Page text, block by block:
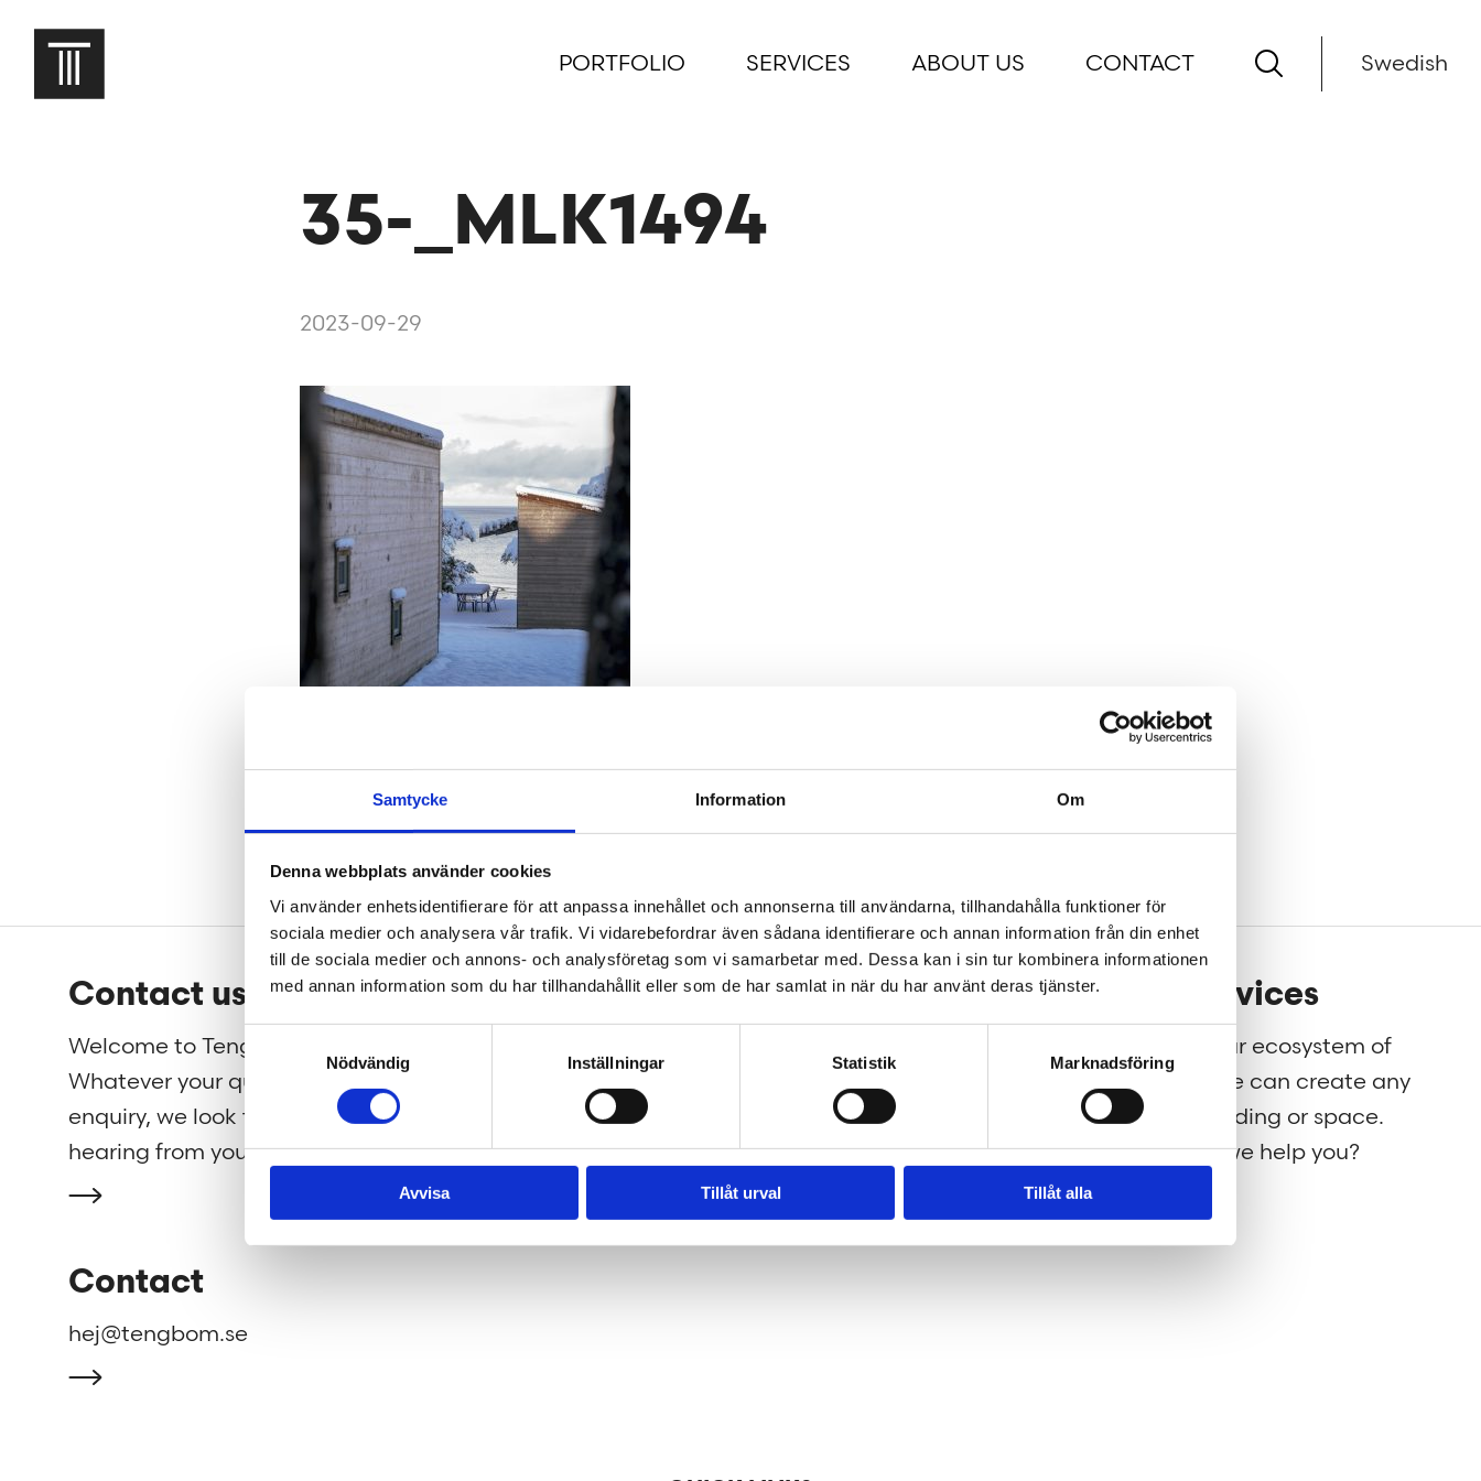
Samtycke Information Om
Denna webbplats använder cookies
Vi använder enhetsidentifierare för att anpassa innehållet och annonserna till användarna, tillhandahålla funktioner för
sociala medier och analysera vår trafik. Vi vidarebefordrar även sådana identifierare och annan information från din enhet
till de sociala medier och annons- och analysföretag som vi samarbetar med. Dessa kan i sin tur kombinera informationen
med annan information som du har tillhandahållit eller som de har samlat in när du har använt deras tjänster.
Nödvändig
Inställningar Statistik Marknadsföring
Avvisa Tillåt urval Tillåt alla
PORTFOLIO SERVICES ABOUT US CONTACT Swedish
35-_MLK1494
2023-09-29
Vidhave Gotland
Footer
Contact us
Welcome to Tengbom!
Whatever your question or
enquiry, we look forward to
hearing from you.
We are Tengbom
beautiful architecture that
strenghtens our clients as
well as our society.
Work with us
more people who want to
help us make the world a
better place.
Our services
Through our ecosystem of
services, we can create any
kind of building or space.
How may we help you?
Contact
hej@tengbom.se